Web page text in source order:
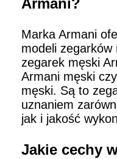
Armani?
Marka Armani
modeli
zegarek męski
Armani męski
męski. Są to
uznaniem
jak i jakość
Jakie cechy